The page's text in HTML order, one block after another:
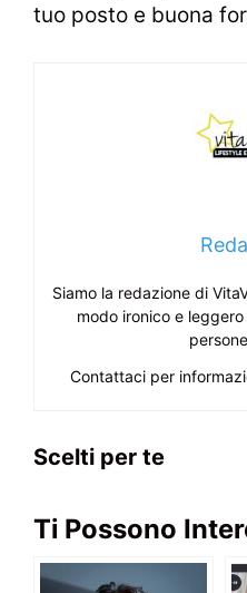
tuo posto e buona
Siamo la redazione di
modo ironico e
Contattaci per
Scelti per te
Ti Possono